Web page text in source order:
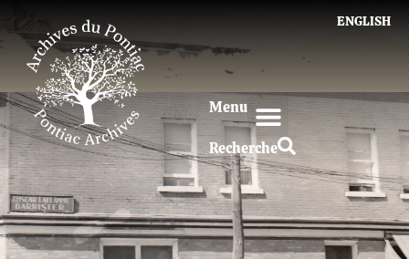
ENGLISH
Menu
Recherche